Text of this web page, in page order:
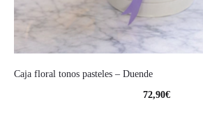
Caja floral tonos pasteles – Duende
72,90€